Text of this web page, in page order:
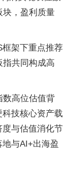
块，盈利质量
框架下重点推荐
指共同构成高
数高位估值背
技核心资产载
与估值消化节
与AI+出海盈